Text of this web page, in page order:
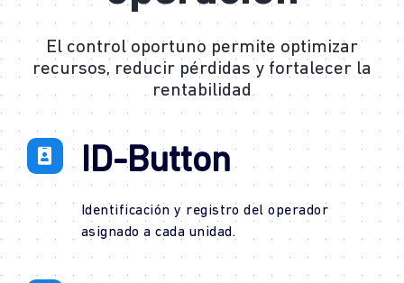
El control oportuno permite optimizar
recursos, reducir pérdidas y fortalecer la
rentabilidad
ID-Button
Identificación y registro del operador
asignado a cada unidad.